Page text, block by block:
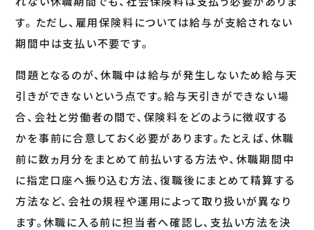
す。 ただし、雇用保険料については給与が支給されない
期間中は支払い不要です。
問題となるのが、休職中は給与が発生しないため給与天
引きができないという点です。給与天引きができない場
合、会社と労働者の間で、保険料をどのように徴収する
かを事前に合意しておく必要があります。たとえば、休職
前に数ヵ月分をまとめて前払いする方法や、休職期間中
に指定口座へ振り込む方法、復職後にまとめて精算する
方法など、会社の規程や運用によって取り扱いが異なり
ます。休職に入る前に担当者へ確認し、支払い方法を決